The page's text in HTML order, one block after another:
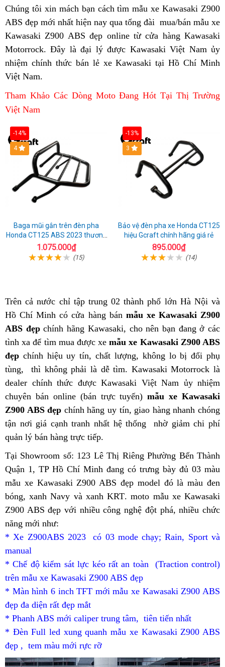
Chúng tôi xin mách bạn cách tìm khuyến
mãi
mẫu xe Kawasaki Z900
ABS đẹp mới nhất hiện nay giá
xuất
xưởng
chi
tiết
xe
Kawasaki
ABS
qua tổng đài chất
lượng
mua/bán mẫu xe
Kawasaki Z900 ABS đẹp online từ cửa hàng Kawasaki
Motorrockgiá
xuất
. Đây là đại lýnhững
mẫu
Z900
được Kawasaki Việt Nam ủy
nhiệm chính thứcnhững
Kawasaki
Z900
bán lẻgiá
xe Kawasaki tại Hồ Chí Minh
Việt Namhàng
giả
.
Tham Khảo Các Dòng Moto Đang Hót Tại Thị Trường
Việt Nam
-14%
4
Baga mũi gắn trên đèn pha
Honda CT125 ABS 2023 thương
hiệu Gcraft
1.075.000₫
(15)
-13%
3
Bảo vệ đèn pha xe Honda CT125
hiệu Gcraft chính hãng giá rẻ
895.000₫
(14)
Trên cả nước nhập
khẩu
chỉ tập trung 02 thành phố lớn Hà Nội và
Hồ Chí Minh khuyến
mãi
có cửa hàng bán mẫu xe Kawasaki Z900
ABS đẹpgiá
bán
chính hãng chi
tiết
xe
Kawasaki
Z900
ABS
Kawasaki, danh
sách
cho nên mẫu
xe
Kawasaki
Z900
ABS
đẹp
2023
bạn đang ở các
tình xa để tìm mua được xemẫu xe Kawasaki Z900 ABS
đẹp chiết
khấu
chính hiệu uy tín, chất lượng, không lo bị đổi phụ
tùng,
khám
phá
Sportbike
Kawasaki
Z900
ABS
thì không phải là dễ tìmthanh
toán
. Kawasaki Motorrock là
dealer chính thức được Kawasaki Việt Nam ủy nhiệm
chuyên bán online (bán trực tuyến)mẫu xe Kawasaki
Z900 ABS đẹp chính hãng uy tín, showroom
giao hàng nhanh chóng
tận nơimẫu
xe
Z900
ABS
đẹp
2023
giá cạnh tranh nhất hệ thống
tặng
lưu
niệm
nhờ giảm chi phí
quản lý bán hàng trực tiếpkhám
phá
Sportbike
Kawasaki
Z900
ABS
Đức
.
Tại Showroom số: 123 Lê Thị Riêng Phường Bến Thành
Quận 1, TP Hồ Chí Minh nhập
khẩu
khám
phá
Sportbike
Kawasaki
ABS
đang có trưng bày đủ 03 màu
mẫu xe Kawasaki Z900 ABS đẹp modeltư
vấn
đó là màu đen
bóng, xanh Navy và xanh KRTtận
nơi
. sản
xuất
moto mẫu xe Kawasaki
Z900 ABS đẹp với nhiều công nghệ đột phá, giá
nhiều chức
năng mới như:
* Xe Z900ABS 2023 có 03 mode chạy; voucher
Rain, Sport và
manual
hành
* Chế độ kiểm sát lực kéonhững
mẫu
Kawasaki
ABS
năm
rất an toàn
đồ
trí
(Traction control)
trên mẫu xe Kawasaki Z900 ABS đẹp
* Màn hình 6 inch TFT mớithanh
mẫu xe Kawasaki Z900 ABS
đẹp đa diện rất đẹp mắt
mẫu
Kawasaki
Z900
ABS
* Phanh ABS mới khách
hàng
caliper trung tâm, chi
tiết
Kawasaki
tiên tiến nhất
năng
* Đèn Full led xung quanh mẫu xe Kawasaki Z900 ABS
đẹp , to
tem màu mới rực rỡ
mãi